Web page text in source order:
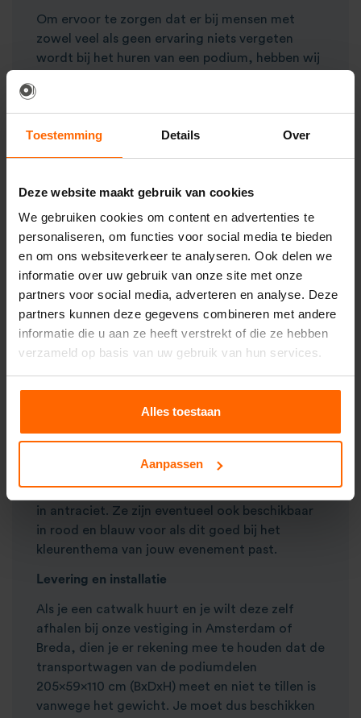
Toestemming Details Over
Deze website maakt gebruik van cookies
We gebruiken cookies om content en advertenties te
personaliseren, om functies voor social media te bieden
en om ons websiteverkeer te analyseren. Ook delen we
informatie over uw gebruik van onze site met onze
partners voor social media, adverteren en analyse. Deze
partners kunnen deze gegevens combineren met andere
informatie die u aan ze heeft verstrekt of die ze hebben
verzameld op basis van uw gebruik van hun services.
Alles toestaan
Aanpassen
Om ervoor te zorgen dat er bij mensen met
zowel veel als geen ervaring niets vergeten
wordt bij het huren van een podium, hebben wij
hoogwaardige Prolyte Stagedex podiumdelen
en accessoires.
6x Prolyte Stagedex Basic Line podiumdeel
(zwart).
24x podiumpoten van 40cm hoog.
Een nette geplooide zwarte afrok die met
klittenband om het podium heen wordt
geplaatst.
2x podiumtrap met twee treden van elk
20cm hoog.
Klemmen om de losse podiumdelen aan
elkaar te bevestigen.
Voor een nettere look van jouw catwalk
te voegen. Deze tapijttegels zijn eenvoudig te
bevestigen en bij beide vestigingen op voorraad
in antraciet. Ze zijn eventueel ook beschikbaar
in rood en blauw voor als dit goed bij het
kleurenthema van jouw evenement past.
Levering en installatie
Als je een catwalk huurt en je wilt deze zelf
afhalen bij onze vestiging in Amsterdam of
Breda, dien je er rekening mee te houden dat de
transportwagen van de podiumdelen
205x59x110 cm (BxDxH) meet en niet te tillen is
vanwege het gewicht. Je moet dus beschikken